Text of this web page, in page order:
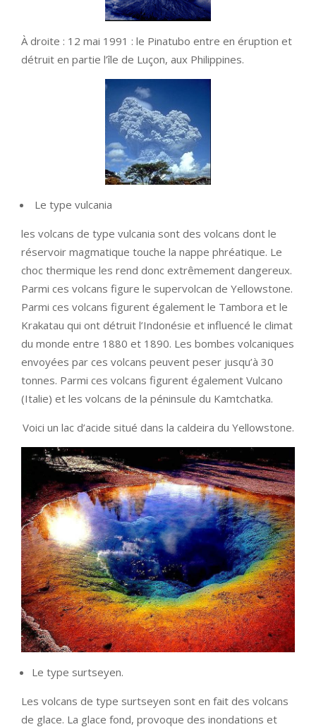
À droite : 12 mai 1991 : le Pinatubo entre en éruption et
détruit en partie l’île de Luçon, aux Philippines.
Le type vulcania
les volcans de type vulcania sont des volcans dont le
réservoir magmatique touche la nappe phréatique. Le
choc thermique les rend donc extrêmement dangereux.
Parmi ces volcans figure le supervolcan de Yellowstone.
Parmi ces volcans figurent également le Tambora et le
Krakatau qui ont détruit l’Indonésie et influencé le climat
du monde entre 1880 et 1890. Les bombes volcaniques
envoyées par ces volcans peuvent peser jusqu’à 30
tonnes. Parmi ces volcans figurent également Vulcano
(Italie) et les volcans de la péninsule du Kamtchatka.
Voici un lac d’acide situé dans la caldeira du Yellowstone.
Le type surtseyen.
Les volcans de type surtseyen sont en fait des volcans
de glace. La glace fond, provoque des inondations et